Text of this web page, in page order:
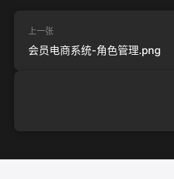
上一张
会员电商系统-角色管理.png